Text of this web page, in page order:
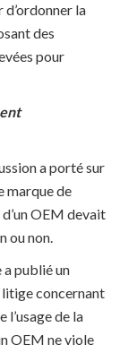
la
des
pour
a porté sur
marque de
OEM devait
ou non.
a publié un
litige concernant
de la
OEM ne viole